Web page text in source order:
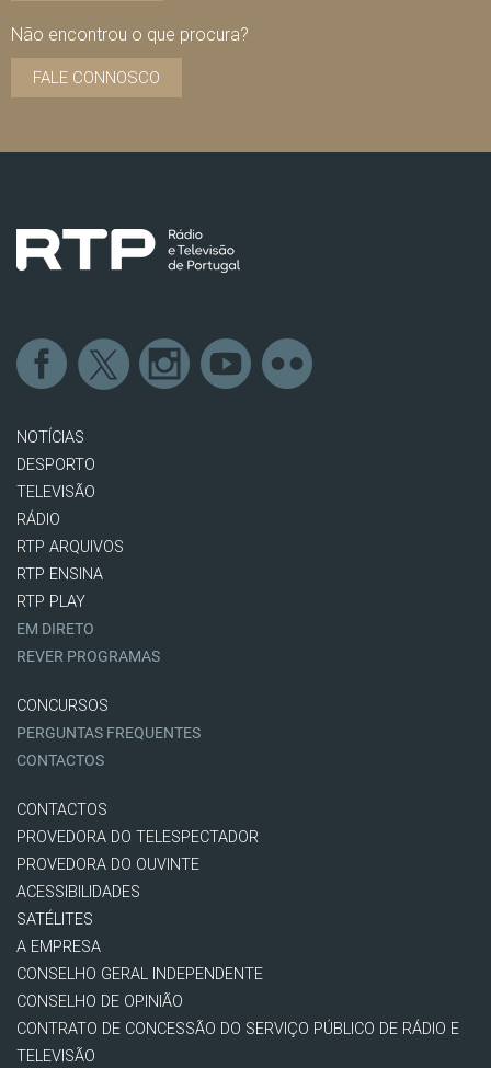
Não encontrou o que procura?
FALE CONNOSCO
NOTÍCIAS
DESPORTO
TELEVISÃO
RÁDIO
RTP ARQUIVOS
RTP ENSINA
RTP PLAY
EM DIRETO
REVER PROGRAMAS
CONCURSOS
PERGUNTAS FREQUENTES
CONTACTOS
CONTACTOS
PROVEDORA DO TELESPECTADOR
PROVEDORA DO OUVINTE
ACESSIBILIDADES
SATÉLITES
A EMPRESA
CONSELHO GERAL INDEPENDENTE
CONSELHO DE OPINIÃO
CONTRATO DE CONCESSÃO DO SERVIÇO PÚBLICO DE RÁDIO E
TELEVISÃO